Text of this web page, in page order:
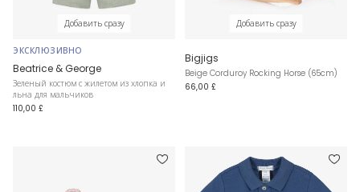
Добавить сразу
ЭКСКЛЮЗИВНО
Beatrice & George
Зеленый костюм с жилетом из хлопка и
льна для мальчиков
110,00 £
Добавить сразу
Bigjigs
Beige Corduroy Rocking Horse (65cm)
66,00 £